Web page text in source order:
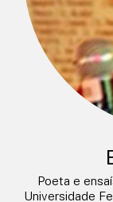
Poeta e
Universidade